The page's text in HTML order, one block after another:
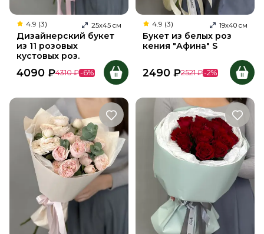
4.9 (3) 25х45 см
Дизайнерский букет
из 11 розовых
кустовых роз.
4090 ₽4310 ₽-6%
4.9 (3) 19х40 см
Букет из белых роз
кения "Афина" S
2490 ₽2521 ₽-2%